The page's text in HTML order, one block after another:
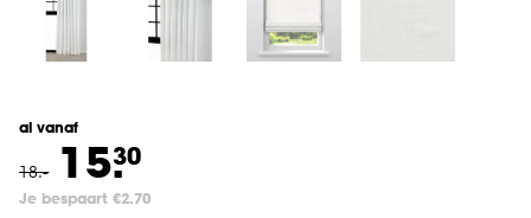
al vanaf
18.- 15.30
Je bespaart €2.70